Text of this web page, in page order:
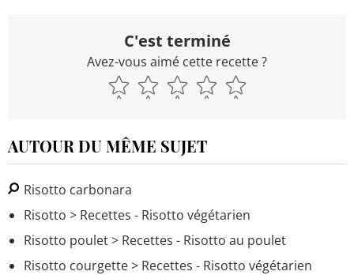
C'est terminé
Avez-vous aimé cette recette ?
AUTOUR DU MÊME SUJET
Risotto carbonara
Risotto > Recettes - Risotto végétarien
Risotto poulet> Recettes - Risotto au poulet
Risotto courgette> Recettes - Risotto végétarien